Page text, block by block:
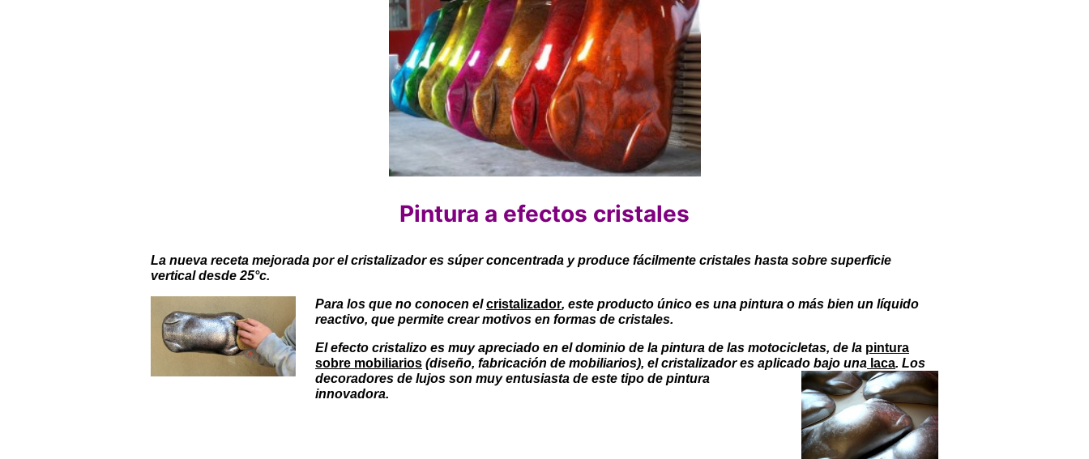
Pintura a efectos cristales
La nueva receta mejorada por el cristalizador es súper concentrada y produce fácilmente cristales hasta sobre superficie
vertical desde 25°c.
Para los que no conocen elcristalizador, este producto único es una pintura o más bien un líquido
reactivo, que permite crear motivos en formas de cristales.
El efecto cristalizo es muy apreciado en el dominio de la pintura de las motocicletas, de la pintura
sobre mobiliarios (diseño, fabricación de mobiliarios), el cristalizador es aplicado bajo una laca. Los
decoradores de lujos son muy entusiasta de este tipo de pintura
innovadora.